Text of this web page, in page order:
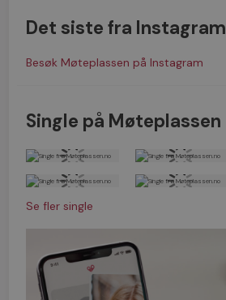
Det siste fra Instagram
Besøk Møteplassen på Instagram
Single på Møteplassen
Se fler single